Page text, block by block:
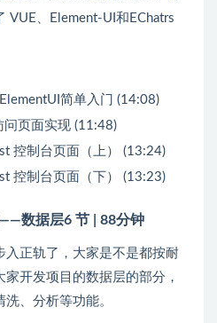
VUE、Element-UI和EChatrs
简单入门 (14:08)
问页面实现 (11:48)
控制台页面（上） (13:24)
控制台页面（下） (13:23)
数据层6 节 | 88分钟
入正轨了，大家是不是都按耐
开发项目的数据层的部分，
、分析等功能。